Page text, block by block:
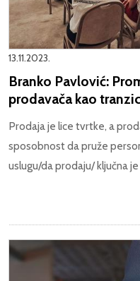
13.11.2023.
Branko Pavlović:
prodavača kao
Prodaja je lice tvrtke, a
sposobnost da pruže
uslugu/da prodaju/ ključna